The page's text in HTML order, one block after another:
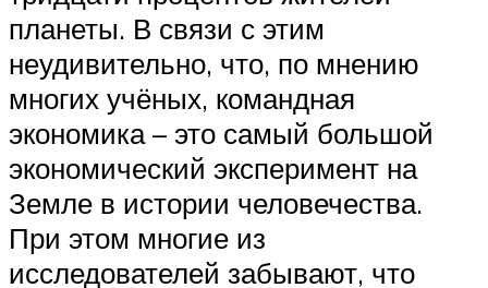
планеты. В связи с этим
неудивительно, что, по мнению
многих учёных, командная
экономика – это самый большой
экономический эксперимент на
Земле в истории человечества.
При этом многие из
исследователей забывают, что